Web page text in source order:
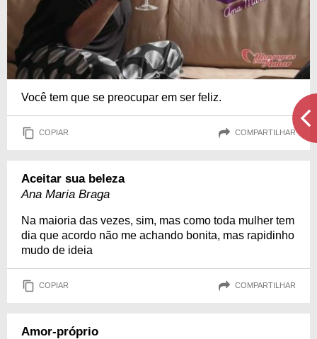
Você tem que se preocupar em ser feliz.
COPIAR COMPARTILHAR
Aceitar sua beleza
Ana Maria Braga
Na maioria das vezes, sim, mas como toda mulher tem
dia que acordo não me achando bonita, mas rapidinho
mudo de ideia
COPIAR COMPARTILHAR
Amor-próprio